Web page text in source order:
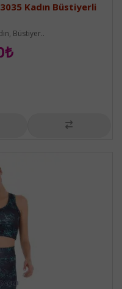
Kadın Büstiyerli
Büstiyer..